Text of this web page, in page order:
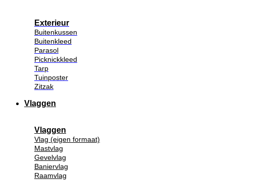
Exterieur
Buitenkussen
Buitenkleed
Parasol
Picknickkleed
Tarp
Tuinposter
Zitzak
Vlaggen
Vlaggen
Vlag (eigen formaat)
Mastvlag
Gevelvlag
Baniervlag
Raamvlag